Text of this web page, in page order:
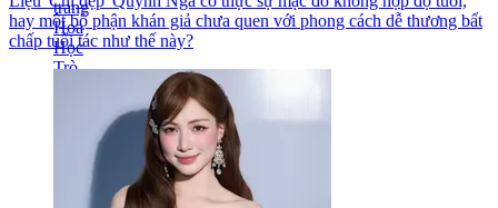
hay một bộ phận khán giả chưa quen với phong cách dễ thương bất
chấp tuổi tác như thế này?